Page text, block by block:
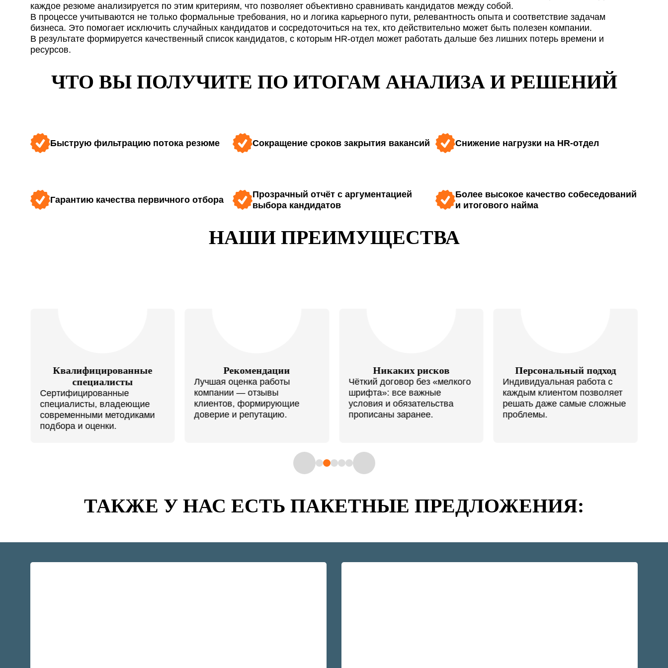
каждое резюме анализируется по этим критериям, что позволяет объективно сравнивать кандидатов между собой.
В процессе учитываются не только формальные требования, но и логика карьерного пути, релевантность опыта и соответствие задачам
бизнеса. Это помогает исключить случайных кандидатов и сосредоточиться на тех, кто действительно может быть полезен компании.
В результате формируется качественный список кандидатов, с которым HR-отдел может работать дальше без лишних потерь времени и
ресурсов.
ЧТО ВЫ ПОЛУЧИТЕ ПО ИТОГАМ АНАЛИЗА И РЕШЕНИЙ
Быструю фильтрацию потока резюме Сокращение сроков закрытия вакансий Снижение нагрузки на HR-отдел
Гарантию качества первичного отбора
Прозрачный отчёт с аргументацией
выбора кандидатов
Более высокое качество собеседований
и итогового найма
НАШИ ПРЕИМУЩЕСТВА
Квалифицированные
специалисты
Сертифицированные
специалисты, владеющие
современными методиками
подбора и оценки.
Рекомендации
Лучшая оценка работы
компании — отзывы
клиентов, формирующие
доверие и репутацию.
Никаких рисков
Чёткий договор без «мелкого
шрифта»: все важные
условия и обязательства
прописаны заранее.
Персональный подход
Индивидуальная работа с
каждым клиентом позволяет
решать даже самые сложные
проблемы.
ТАКЖЕ У НАС ЕСТЬ ПАКЕТНЫЕ ПРЕДЛОЖЕНИЯ:
Я принимаю условияполитики конфиденциальностии даю согласие наобработку персональных данных
Или позвоните нам:8 (800) 700-72-74
Или позвоните нам:8 (800) 700-72-74
Или позвоните нам:8 (800) 700-72-74
ОТПРАВИТЬ
Сайт защищён Google reCAPTCHA с применением Политики конфиденциальности иПравилами пользования
Отправляя заявку я принимаю условияполитики конфиденциальности и даю согласие наобработку персональных данных.